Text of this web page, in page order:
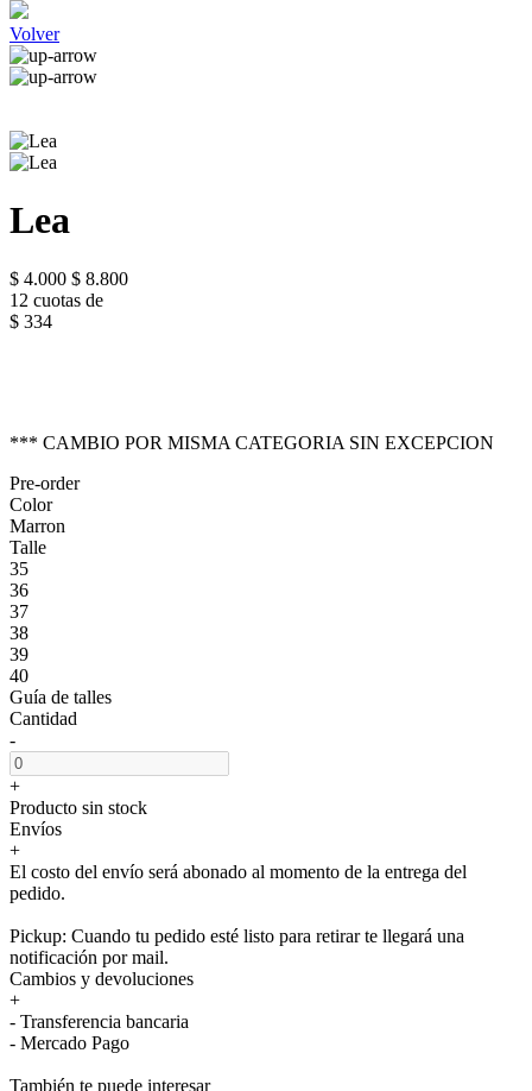
Volver
Lea
$ 4.000 $ 8.800
12 cuotas de
$ 334
*** CAMBIO POR MISMA CATEGORIA SIN EXCEPCION
Pre-order
Color
Marron
Talle
35
36
37
38
39
40
Guía de talles
Cantidad
-
+
Producto sin stock
Envíos
+
El costo del envío será abonado al momento de la entrega del
pedido.
Pickup: Cuando tu pedido esté listo para retirar te llegará una
notificación por mail.
Cambios y devoluciones
+
- Transferencia bancaria
- Mercado Pago
También te puede interesar